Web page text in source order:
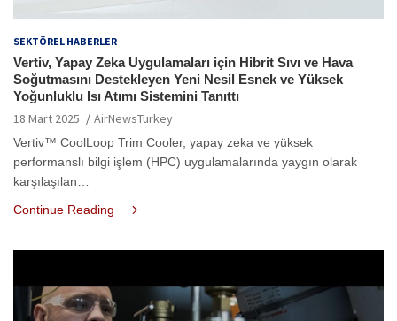
SEKTÖREL HABERLER
Vertiv, Yapay Zeka Uygulamaları için Hibrit Sıvı ve Hava
Soğutmasını Destekleyen Yeni Nesil Esnek ve Yüksek
Yoğunluklu Isı Atımı Sistemini Tanıttı
18 Mart 2025 AirNewsTurkey
Vertiv™ CoolLoop Trim Cooler, yapay zeka ve yüksek
performanslı bilgi işlem (HPC) uygulamalarında yaygın olarak
karşılaşılan…
Continue Reading